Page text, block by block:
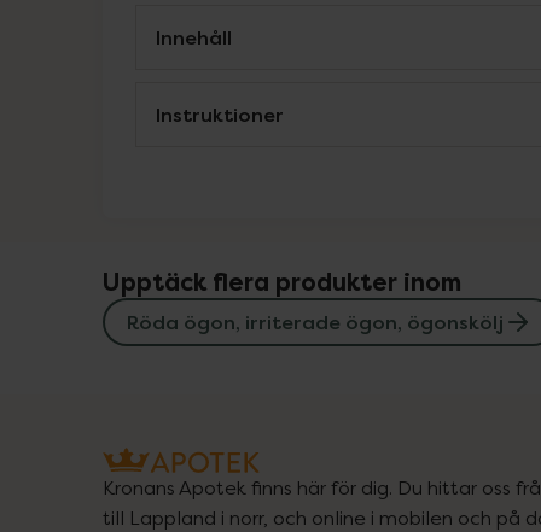
Innehåll
Instruktioner
Upptäck flera produkter inom
Röda ögon, irriterade ögon, ögonskölj
Kronans Apotek finns här för dig. Du hittar oss
till Lappland i norr, och online i mobilen och på